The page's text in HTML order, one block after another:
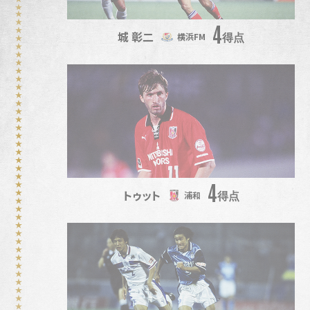
城 彰二 横浜FM 4得点
トゥット 浦和 4得点